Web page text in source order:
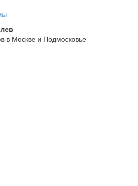
в Москве и Подмосковье